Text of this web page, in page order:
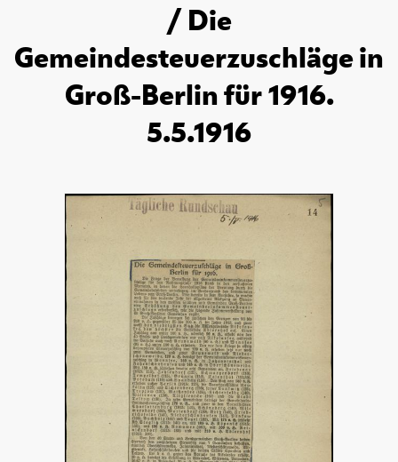
/ Die
Gemeindesteuerzuschläge in
Groß-Berlin für 1916.
5.5.1916